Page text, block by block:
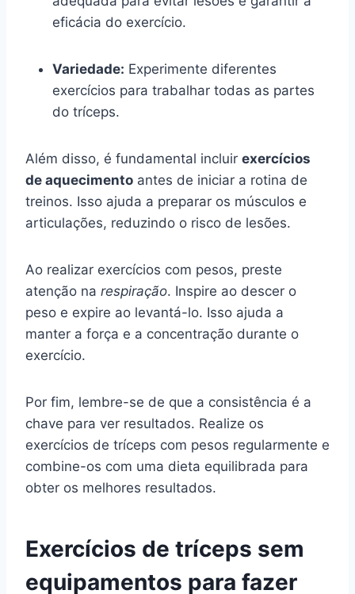
eficácia do exercício.
Variedade: Experimente diferentes
exercícios para trabalhar todas as partes
do tríceps.
Além disso, é fundamental incluir exercícios
de aquecimento antes de iniciar a rotina de
treinos. Isso ajuda a preparar os músculos e
articulações, reduzindo o risco de lesões.
Ao realizar exercícios com pesos, preste
atenção na respiração. Inspire ao descer o
peso e expire ao levantá-lo. Isso ajuda a
manter a força e a concentração durante o
exercício.
Por fim, lembre-se de que a consistência é a
chave para ver resultados. Realize os
exercícios de tríceps com pesos regularmente e
combine-os com uma dieta equilibrada para
obter os melhores resultados.
Exercícios de tríceps sem
equipamentos para fazer